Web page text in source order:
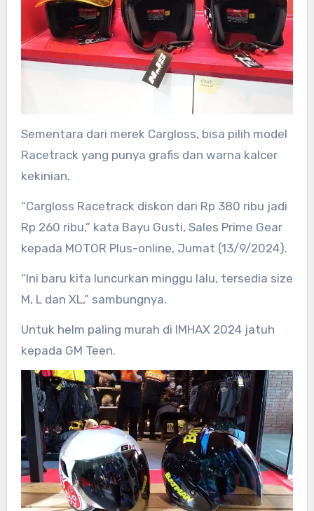
Sementara dari merek Cargloss, bisa pilih model
Racetrack yang punya grafis dan warna kalcer
kekinian.
“Cargloss Racetrack diskon dari Rp 380 ribu jadi
Rp 260 ribu,” kata Bayu Gusti, Sales Prime Gear
kepada MOTOR Plus-online, Jumat (13/9/2024).
“Ini baru kita luncurkan minggu lalu, tersedia size
M, L dan XL,” sambungnya.
Untuk helm paling murah di IMHAX 2024 jatuh
kepada GM Teen.